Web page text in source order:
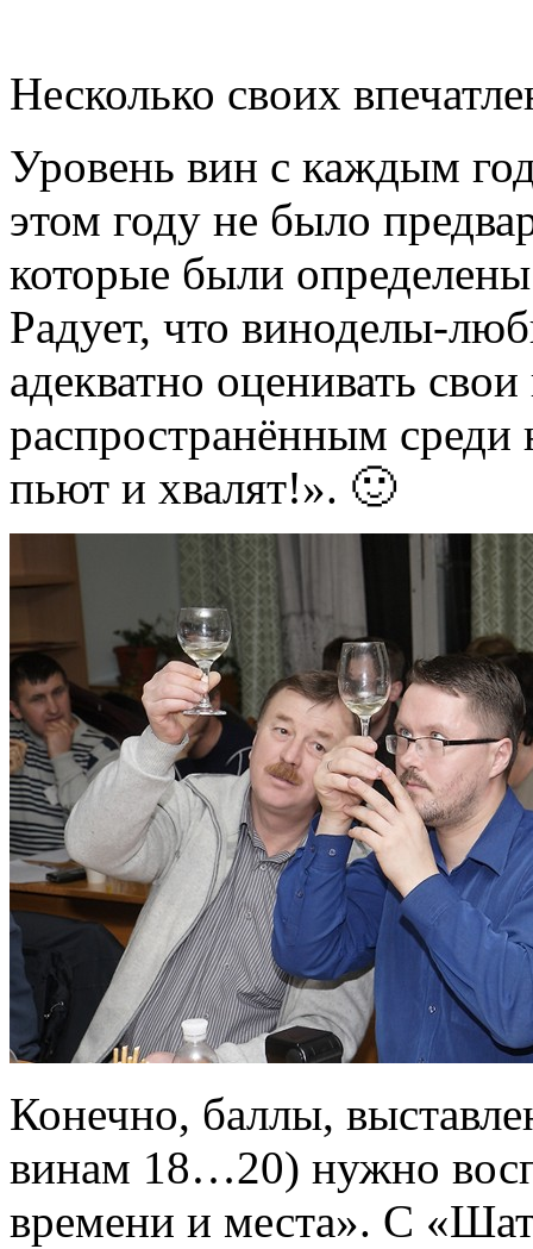
Несколько своих
Уровень вин с каждым
этом году не было
которые были
Радует, что виноделы-
адекватно оценивать
распространённым среди
пьют и хвалят!». 🙂
Конечно, баллы,
винам 18…20) нужно
времени и места». С